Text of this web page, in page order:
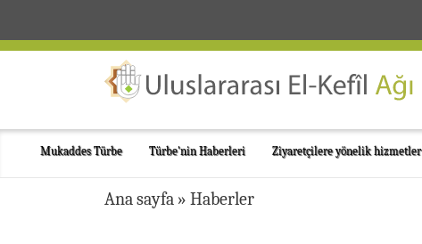
Mukaddes Türbe Türbe'nin Haberleri Ziyaretçilere yönelik hizmetler
Ana sayfa » Haberler